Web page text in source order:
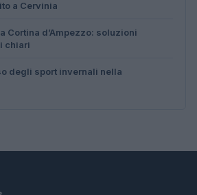
a Cervinia
Cortina d’Ampezzo: soluzioni
chiari
degli sport invernali nella